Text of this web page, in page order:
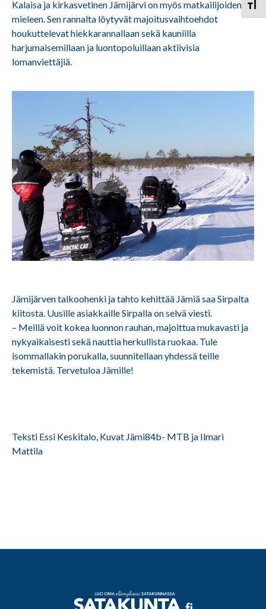
Kalaisa ja kirkasvetinen Jämijärvi on myös matkailijoiden
mieleen. Sen rannalta löytyvät majoitusvaihtoehdot
houkuttelevat hiekkarannallaan sekä kauniilla
harjumaisemillaan ja luontopoluillaan aktiivisia
lomanviettäjiä.
Jämijärven talkoohenki ja tahto kehittää Jämiä saa Sirpalta
kiitosta. Uusille asiakkaille Sirpalla on selvä viesti.
– Meillä voit kokea luonnon rauhan, majoittua mukavasti ja
nykyaikaisesti sekä nauttia herkullista ruokaa. Tule
isommallakin porukalla, suunnitellaan yhdessä teille
tekemistä. Tervetuloa Jämille!
Teksti Essi Keskitalo, Kuvat Jämi84b- MTB ja Ilmari
Mattila